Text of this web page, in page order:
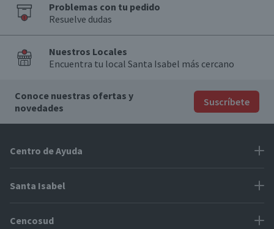
Problemas con tu pedido
Resuelve dudas
Nuestros Locales
Encuentra tu local Santa Isabel más cercano
Conoce nuestras ofertas y
novedades
Suscríbete
Centro de Ayuda
Problemas con tu pedido
Santa Isabel
Proveedores
Cencosud